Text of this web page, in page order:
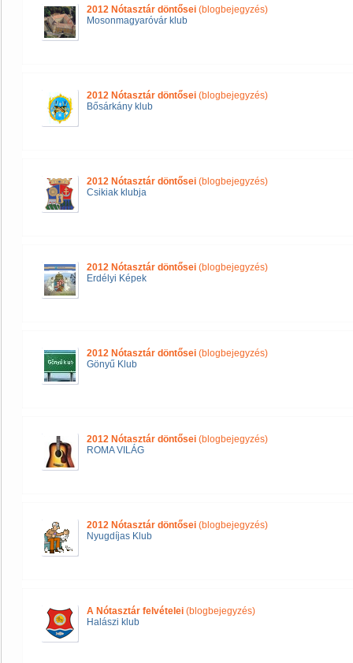
2012 Nótasztár döntősei (blogbejegyzés)
Mosonmagyaróvár klub
2012 Nótasztár döntősei (blogbejegyzés)
Bősárkány klub
2012 Nótasztár döntősei (blogbejegyzés)
Csikiak klubja
2012 Nótasztár döntősei (blogbejegyzés)
Erdélyi Képek
2012 Nótasztár döntősei (blogbejegyzés)
Gönyű Klub
2012 Nótasztár döntősei (blogbejegyzés)
ROMA VILÁG
2012 Nótasztár döntősei (blogbejegyzés)
Nyugdíjas Klub
A Nótasztár felvételei (blogbejegyzés)
Halászi klub